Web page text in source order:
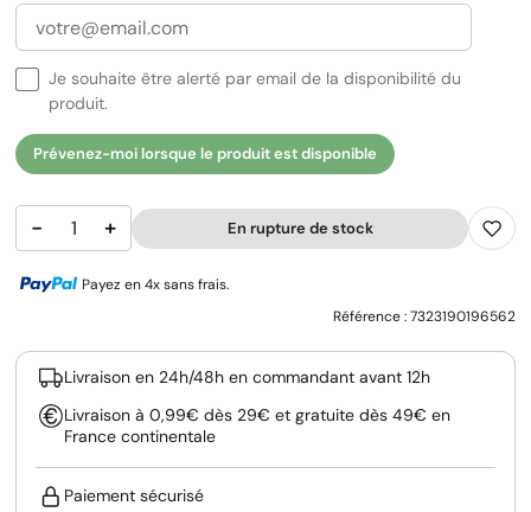
Je souhaite être alerté par email de la disponibilité du
produit.
Prévenez-moi lorsque le produit est disponible
− + En rupture de stock
Payez en 4x sans frais.
Référence :7323190196562
Livraison en 24h/48h en commandant avant 12h
Livraison à 0,99€ dès 29€ et gratuite dès 49€ en
France continentale
Paiement sécurisé